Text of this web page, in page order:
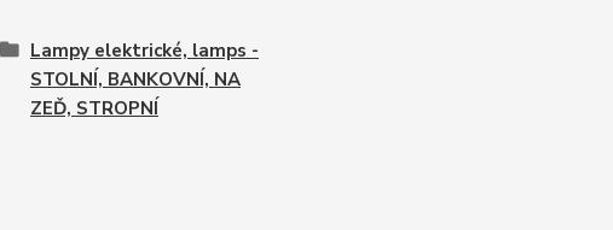
Lampy elektrické, lamps -
STOLNÍ, BANKOVNÍ, NA
ZEĎ, STROPNÍ